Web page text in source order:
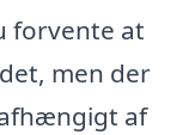
forvente at
men der
af